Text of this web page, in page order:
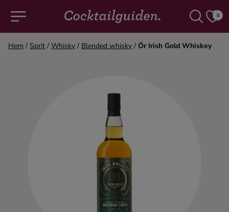
0
Alla cocktails & drinkar
Hem / Sprit / Whisky / Blended whisky / Ór Irish Gold Whiskey